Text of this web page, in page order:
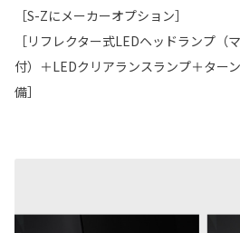
［S-Zにメーカーオプション］
［リフレクター式LEDヘッドランプ（
付）＋LEDクリアランスランプ＋ター
備］